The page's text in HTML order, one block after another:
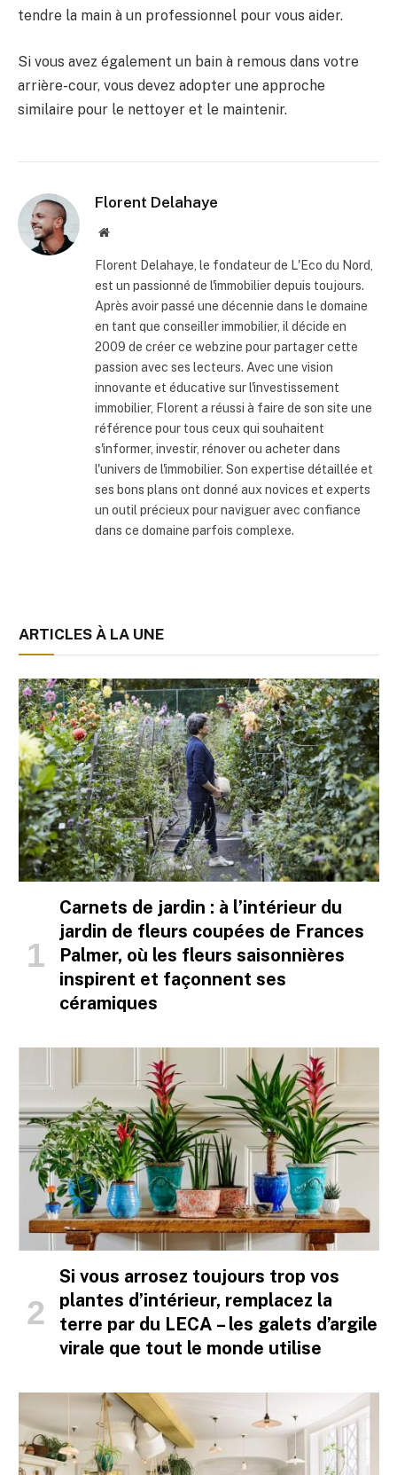
tendre la main à un professionnel pour vous aider.
Si vous avez également un bain à remous dans votre
arrière-cour, vous devez adopter une approche
similaire pour le nettoyer et le maintenir.
Florent Delahaye
Site
Florent Delahaye, le fondateur de L'Eco du Nord,
est un passionné de l'immobilier depuis toujours.
Après avoir passé une décennie dans le domaine
en tant que conseiller immobilier, il décide en
2009 de créer ce webzine pour partager cette
passion avec ses lecteurs. Avec une vision
innovante et éducative sur l'investissement
immobilier, Florent a réussi à faire de son site une
référence pour tous ceux qui souhaitent
s'informer, investir, rénover ou acheter dans
l'univers de l'immobilier. Son expertise détaillée et
ses bons plans ont donné aux novices et experts
un outil précieux pour naviguer avec confiance
dans ce domaine parfois complexe.
ARTICLES À LA UNE
Carnets de jardin : à l’intérieur du
jardin de fleurs coupées de Frances
Palmer, où les fleurs saisonnières
inspirent et façonnent ses
céramiques
Si vous arrosez toujours trop vos
plantes d’intérieur, remplacez la
terre par du LECA – les galets d’argile
virale que tout le monde utilise